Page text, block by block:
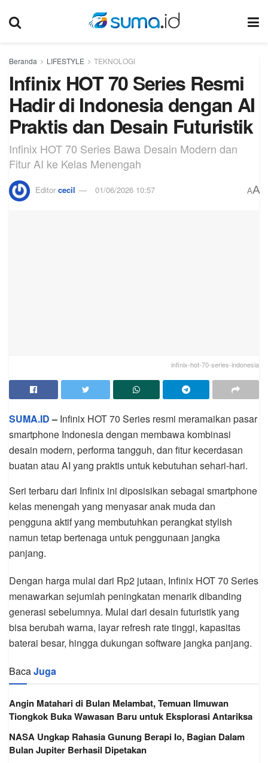
Beranda LIFESTYLE TEKNOLOGI
Infinix HOT 70 Series Resmi
Hadir di Indonesia dengan AI
Praktis dan Desain Futuristik
Infinix HOT 70 Series Bawa Desain Modern dan
Fitur AI ke Kelas Menengah
Editor cecil 01/06/2026 10:57 AA
infinix-hot-70-series-indonesia
SUMA.ID– Infinix HOT 70 Series resmi meramaikan pasar
smartphone Indonesia dengan membawa kombinasi
desain modern, performa tangguh, dan fitur kecerdasan
buatan atau AI yang praktis untuk kebutuhan sehari-hari.
Seri terbaru dari Infinix ini diposisikan sebagai smartphone
kelas menengah yang menyasar anak muda dan
pengguna aktif yang membutuhkan perangkat stylish
namun tetap bertenaga untuk penggunaan jangka
panjang.
Dengan harga mulai dari Rp2 jutaan, Infinix HOT 70 Series
menawarkan sejumlah peningkatan menarik dibanding
generasi sebelumnya. Mulai dari desain futuristik yang
bisa berubah warna, layar refresh rate tinggi, kapasitas
baterai besar, hingga dukungan software jangka panjang.
BacaJuga
Angin Matahari di Bulan Melambat, Temuan Ilmuwan
Tiongkok Buka Wawasan Baru untuk Eksplorasi Antariksa
NASA Ungkap Rahasia Gunung Berapi Io, Bagian Dalam
Bulan Jupiter Berhasil Dipetakan